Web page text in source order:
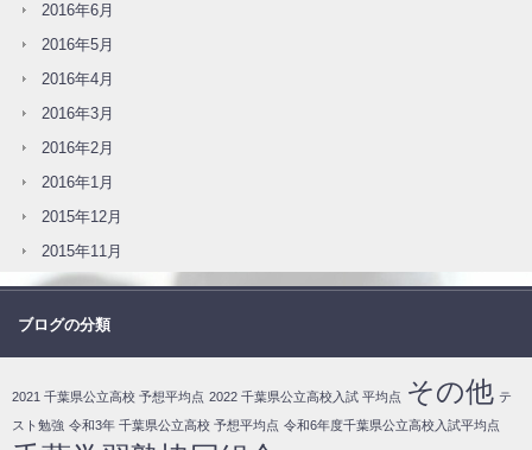
2016年6月
2016年5月
2016年4月
2016年3月
2016年2月
2016年1月
2015年12月
2015年11月
ブログの分類
2021 千葉県公立高校 予想平均点 2022 千葉県公立高校入試 平均点 その他 テ
スト勉強 令和3年 千葉県公立高校 予想平均点 令和6年度千葉県公立高校入試平均点